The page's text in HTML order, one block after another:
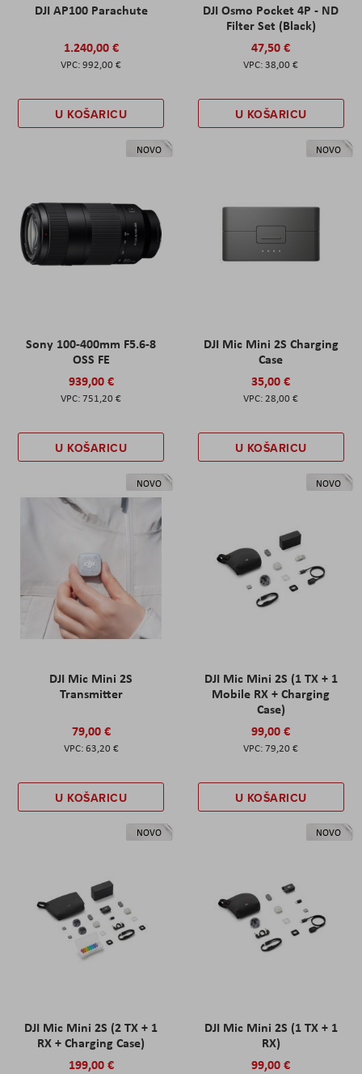
DJI AP100 Parachute
1.240,00 €
992,00 €
U KOŠARICU
DJI Osmo Pocket 4P - ND
Filter Set (Black)
47,50 €
38,00 €
U KOŠARICU
NOVO
Sony 100-400mm F5.6-8
OSS FE
939,00 €
751,20 €
U KOŠARICU
NOVO
DJI Mic Mini 2S Charging
Case
35,00 €
28,00 €
U KOŠARICU
NOVO
DJI Mic Mini 2S
Transmitter
79,00 €
63,20 €
U KOŠARICU
NOVO
DJI Mic Mini 2S (1 TX + 1
Mobile RX + Charging
Case)
99,00 €
79,20 €
U KOŠARICU
NOVO
DJI Mic Mini 2S (2 TX + 1
RX + Charging Case)
199,00 €
NOVO
DJI Mic Mini 2S (1 TX + 1
RX)
99,00 €